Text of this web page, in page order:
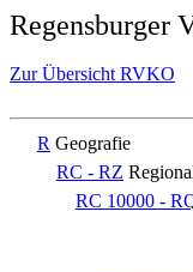
Regensburger
Zur Übersicht RVKO
R Geografie
RC - RZ
RC 10000 -